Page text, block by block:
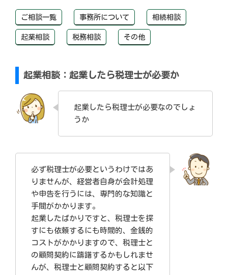
ご相談一覧 事務所について 相続相談
起業相談 税務相談 その他
起業相談：起業したら税理士が必要か
起業したら税理士が必要なのでしょ
うか
必ず税理士が必要というわけではあ
りませんが、経営者自身が会計処理
や申告を行うには、専門的な知識と
手間がかかります。
起業したばかりですと、税理士を探
すにも依頼するにも時間的、金銭的
コストがかかりますので、税理士と
の顧問契約に躊躇するかもしれませ
んが、税理士と顧問契約すると以下